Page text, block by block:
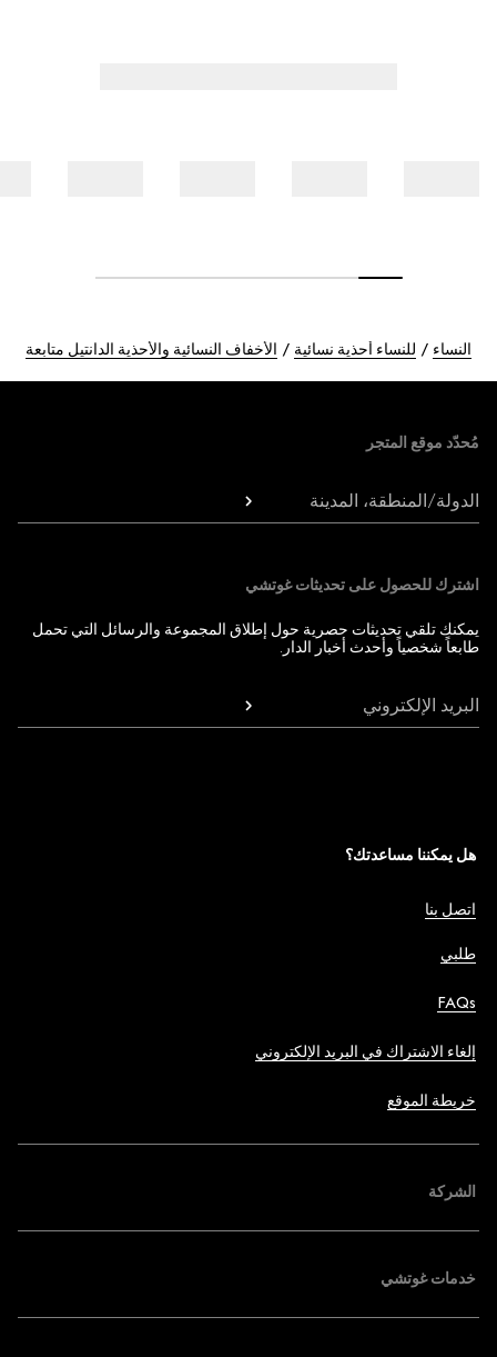
النساء للنساء أحذية نسائية الأخفاف النسائية والأحذية الدانتيل متابعة
مُحدّد موقع المتجر
الدولة/المنطقة، المدينة
اشترك للحصول على تحديثات غوتشي
يمكنك تلقي تحديثات حصرية حول إطلاق المجموعة والرسائل التي تحمل
طابعاً شخصياً وأحدث أخبار الدار.
البريد الإلكتروني
هل يمكننا مساعدتك؟
اتصل بنا
طلبي
FAQs
إلغاء الاشتراك في البريد الإلكتروني
خريطة الموقع
الشركة
خدمات غوتشي